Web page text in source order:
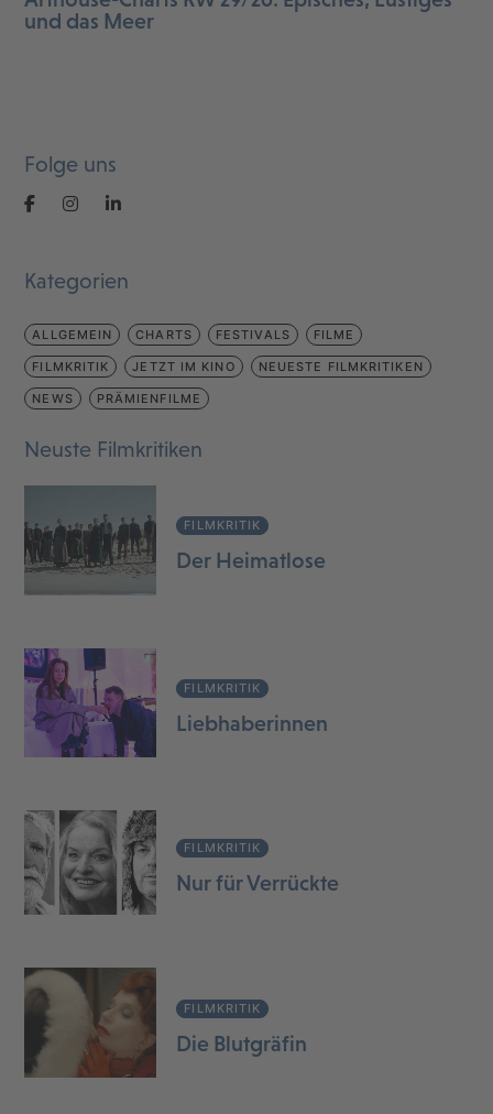
und das Meer
Folge uns
Kategorien
ALLGEMEIN CHARTS FESTIVALS FILME
FILMKRITIK JETZT IM KINO NEUESTE FILMKRITIKEN
NEWS PRÄMIENFILME
Neuste Filmkritiken
FILMKRITIK
Der Heimatlose
FILMKRITIK
Liebhaberinnen
FILMKRITIK
Nur für Verrückte
FILMKRITIK
Die Blutgräfin